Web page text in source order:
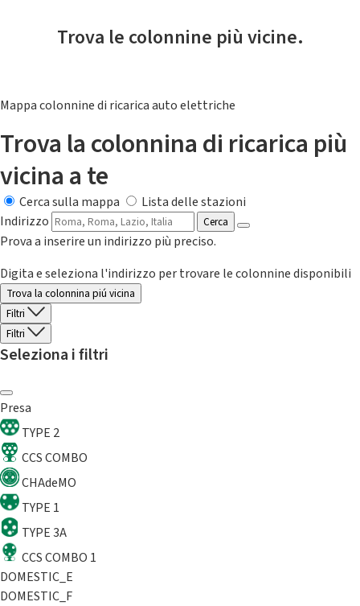
Trova le colonnine più vicine.
Mappa colonnine di ricarica auto elettriche
Trova la colonnina di ricarica più
vicina a te
Cerca sulla mappa
Lista delle stazioni
Indirizzo
Cerca
Prova a inserire un indirizzo più preciso.
Digita e seleziona l'indirizzo per trovare le colonnine disponibili
Trova la colonnina piú vicina
Filtri
Filtri
Seleziona i filtri
Presa
TYPE 2
CCS COMBO
CHAdeMO
TYPE 1
TYPE 3A
CCS COMBO 1
DOMESTIC_E
DOMESTIC_F